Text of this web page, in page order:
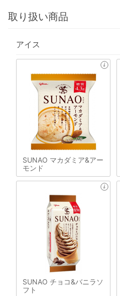
取り扱い商品
アイス
SUNAO マカダミア&アー
モンド
SUNAO チョコ&バニラソ
フト